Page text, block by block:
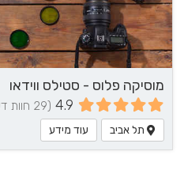
מוסיקה פלוס - סטילס ווידאו
4.9 (29 חוות דעת)
תל אביב עוד מידע